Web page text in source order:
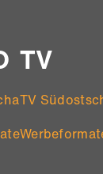
TV
TV